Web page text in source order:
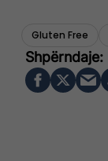
Gluten Free